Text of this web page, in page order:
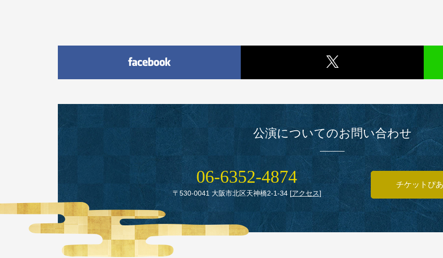
公演についてのお問い合わせ
06‑6352‑4874
〒530‑0041 大阪市北区天神橋2‑1‑34[アクセス]
チケットぴ